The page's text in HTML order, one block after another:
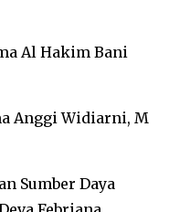
Al Hakim Bani
Anggi Widiarni, M
Sumber Daya